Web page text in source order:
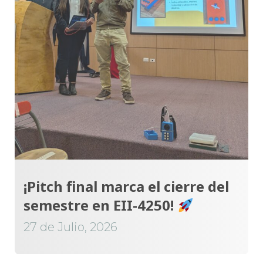
¡Pitch final marca el cierre del
semestre en EII-4250!
27 de Julio, 2026